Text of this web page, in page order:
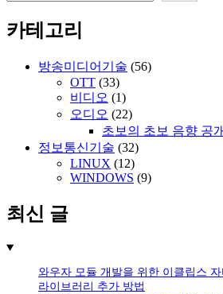
카테고리
방송미디어기술 (56)
OTT (33)
비디오 (1)
오디오 (22)
초보의 초보 음향 공
정보통신기술 (32)
LINUX (12)
WINDOWS (9)
최신 글
와우자 모듈 개발을 위한 이클립스
라이브러리 추가 방법